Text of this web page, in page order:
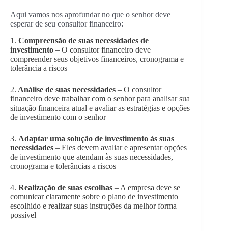
Aqui vamos nos aprofundar no que o senhor deve
esperar de seu consultor financeiro:
1. Compreensão de suas necessidades de
investimento – O consultor financeiro deve
compreender seus objetivos financeiros, cronograma e
tolerância a riscos
2. Análise de suas necessidades – O consultor
financeiro deve trabalhar com o senhor para analisar sua
situação financeira atual e avaliar as estratégias e opções
de investimento com o senhor
3. Adaptar uma solução de investimento às suas
necessidades – Eles devem avaliar e apresentar opções
de investimento que atendam às suas necessidades,
cronograma e tolerâncias a riscos
4. Realização de suas escolhas – A empresa deve se
comunicar claramente sobre o plano de investimento
escolhido e realizar suas instruções da melhor forma
possível